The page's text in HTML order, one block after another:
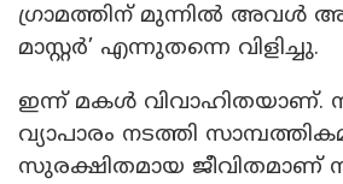
ഗ്രാമത്തിന് മുന്നിൽ അവൾ
മാസ്റ്റർ’ എന്നുതന്നെ വിളിച്ചു.
ഇന്ന് മകൾ വിവാഹിതയാണ്.
വ്യാപാരം നടത്തി
സുരക്ഷിതമായ ജീവിതമാണ്